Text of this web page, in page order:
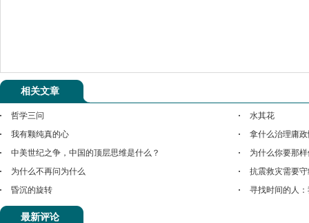
相关文章
哲学三问
水其花
我有颗纯真的心
拿什么治理庸
中美世纪之争，中国的顶层思维是什么？
为什么你要那
为什么不再问为什么
抗震救灾需要
昏沉的旋转
寻找时间的人
最新评论